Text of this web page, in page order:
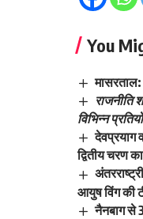
You
राजनीति
विभिन्न
देवप्रयाग
द्वितीय चरण
आयुष विंग की
नैनबाग से